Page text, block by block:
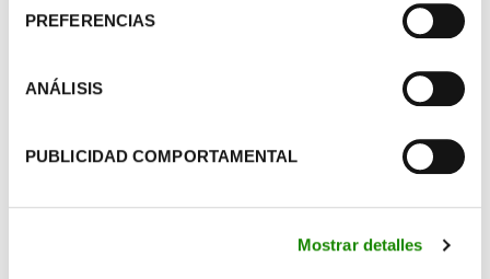
PREFERENCIAS
ANÁLISIS
PUBLICIDAD COMPORTAMENTAL
Mostrar detalles